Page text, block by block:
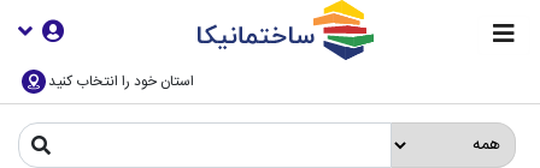
استان خود را انتخاب کنید